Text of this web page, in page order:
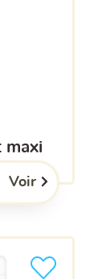
maxi
Voir